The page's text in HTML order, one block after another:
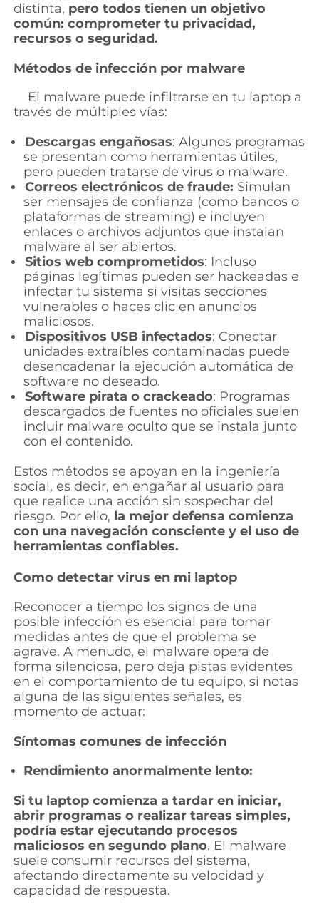
distinta, pero todos tienen un objetivo
común: comprometer tu privacidad,
recursos o seguridad.
Métodos de infección por malware
El malware puede infiltrarse en tu laptop a
través de múltiples vías:
Descargas engañosas: Algunos programas
se presentan como herramientas útiles,
pero pueden tratarse de virus o malware.
Correos electrónicos de fraude: Simulan
ser mensajes de confianza (como bancos o
plataformas de streaming) e incluyen
enlaces o archivos adjuntos que instalan
malware al ser abiertos.
Sitios web comprometidos: Incluso
páginas legítimas pueden ser hackeadas e
infectar tu sistema si visitas secciones
vulnerables o haces clic en anuncios
maliciosos.
Dispositivos USB infectados: Conectar
unidades extraíbles contaminadas puede
desencadenar la ejecución automática de
software no deseado.
Software pirata o crackeado: Programas
descargados de fuentes no oficiales suelen
incluir malware oculto que se instala junto
con el contenido.
Estos métodos se apoyan en la ingeniería
social, es decir, en engañar al usuario para
que realice una acción sin sospechar del
riesgo. Por ello, la mejor defensa comienza
con una navegación consciente y el uso de
herramientas confiables.
Como detectar virus en mi laptop
Reconocer a tiempo los signos de una
posible infección es esencial para tomar
medidas antes de que el problema se
agrave. A menudo, el malware opera de
forma silenciosa, pero deja pistas evidentes
en el comportamiento de tu equipo, si notas
alguna de las siguientes señales, es
momento de actuar:
Síntomas comunes de infección
Rendimiento anormalmente lento:
Si tu laptop comienza a tardar en iniciar,
abrir programas o realizar tareas simples,
podría estar ejecutando procesos
maliciosos en segundo plano. El malware
suele consumir recursos del sistema,
afectando directamente su velocidad y
capacidad de respuesta.